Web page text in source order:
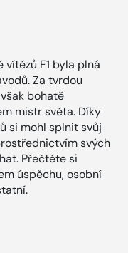
F1 byla plná
Za tvrdou
bohatě
mistr světa. Díky
si mohl splnit svůj
svých
Přečtěte si
úspěchu, osobní